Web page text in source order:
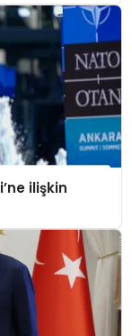
ilişkin